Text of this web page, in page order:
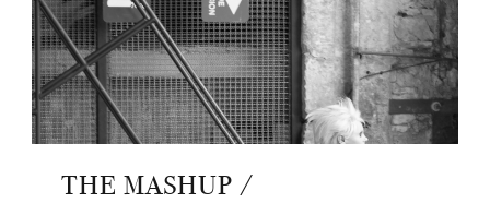
THE MASHUP /